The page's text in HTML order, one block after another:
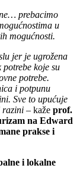
prebacimo
u
mogućnosti.
jer je ugrožena
potrebe koje su
potrebe.
i potpunu
Sve to upućuje
razini – kaže prof.
na Edward
prakse i
i lokalne